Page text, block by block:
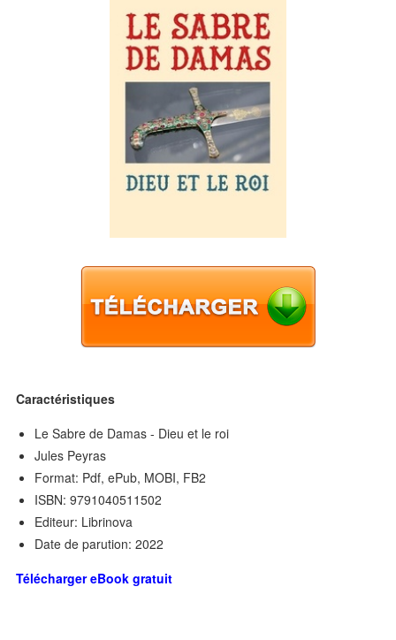
Caractéristiques
Le Sabre de Damas - Dieu et le roi
Jules Peyras
Format: Pdf, ePub, MOBI, FB2
ISBN: 9791040511502
Editeur: Librinova
Date de parution: 2022
Télécharger eBook gratuit